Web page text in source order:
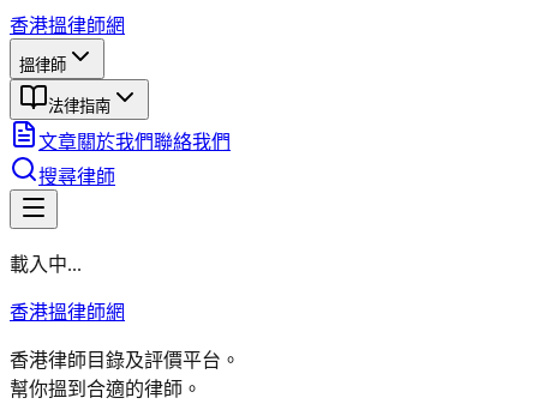
香港搵律師網
搵律師
法律指南
文章關於我們聯絡我們
搜尋律師
載入中...
香港搵律師網
香港律師目錄及評價平台。
幫你搵到合適的律師。